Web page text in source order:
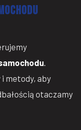
.
metody, aby
otaczamy